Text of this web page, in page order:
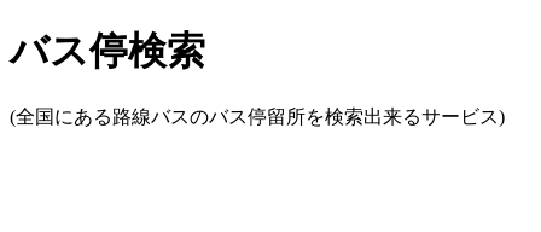
バス停検索
(全国にある路線バスのバス停留所を検索出来るサービス)